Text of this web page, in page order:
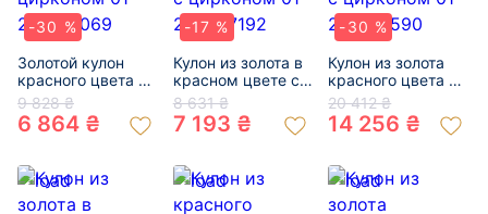
-30 %
Золотой кулон
красного цвета с
цирконом 01-
200105069
9 828 ₴
6 864 ₴
-17 %
Кулон из золота в
красном цвете с
цирконом 01-
200407192
8 631 ₴
7 193 ₴
-30 %
Кулон из золота
красного цвета с
цирконом 01-
200146590
20 412 ₴
14 256 ₴